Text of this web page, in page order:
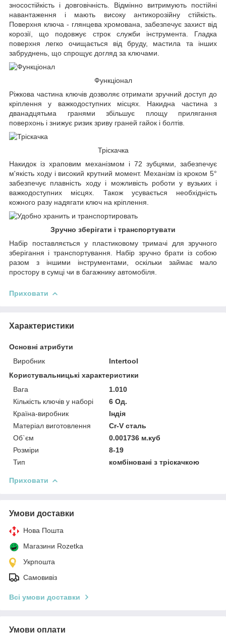
зносостійкість і довговічність. Відмінно витримують постійні
навантаження і мають високу антикорозійну стійкість.
Поверхня ключа - глянцева хромована, забезпечує захист від
корозії, що подовжує строк служби інструмента. Гладка
поверхня легко очищається від бруду, мастила та інших
забруднень, що спрощує догляд за ключами.
Функціонал
Ріжкова частина ключів дозволяє отримати зручний доступ до
кріплення у важкодоступних місцях. Накидна частина з
дванадцятьма гранями збільшує площу прилягання
поверхонь і знижує ризик зриву граней гайок і болтів.
Тріскачка
Накидок із храповим механізмом і 72 зубцями, забезпечує
м'якість ходу і високий крутний момент. Механізм із кроком 5°
забезпечує плавність ходу і можливість роботи у вузьких і
важкодоступних місцях. Також усувається необхідність
кожного разу надягати ключ на кріплення.
Зручно зберігати і транспортувати
Набір поставляється у пластиковому тримачі для зручного
зберігання і транспортування. Набір зручно брати із собою
разом з іншими інструментами, оскільки займає мало
простору в сумці чи в багажнику автомобіля.
Приховати
Характеристики
Основні атрибути
Виробник
Intertool
Користувальницькі характеристики
Вага
1.010
Кількість ключів у наборі
6 Од.
Країна-виробник
Індія
Матеріал виготовлення
Cr-V сталь
Об`єм
0.001736 м.куб
Розміри
8-19
Тип
комбіновані з тріскачкою
Приховати
Умови доставки
Нова Пошта
Магазини Rozetka
Укрпошта
Самовивіз
Всі умови доставки
Умови оплати